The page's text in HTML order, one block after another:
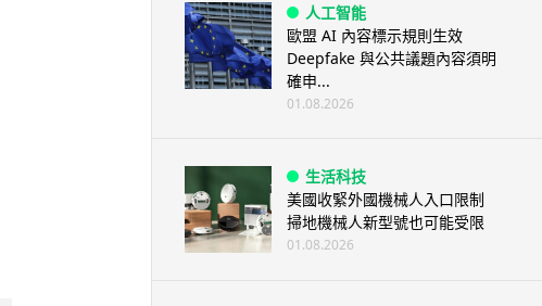
人工智能
歐盟 AI 內容標示規則生效
Deepfake 與公共議題內容須明
確申...
01.08.2026
生活科技
美國收緊外國機械人入口限制
掃地機械人新型號也可能受限
01.08.2026